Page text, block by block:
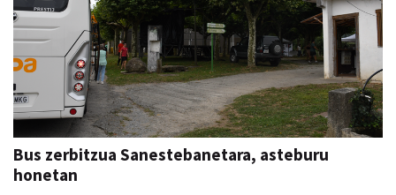
Bus zerbitzua Sanestebanetara, asteburu
honetan